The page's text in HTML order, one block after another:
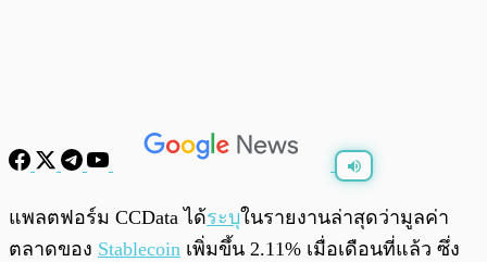
พร้อมเล่น 0:00 0:00
แพลตฟอร์ม CCData ได้ระบุในรายงานล่าสุดว่ามูลค่า
ตลาดของ Stablecoin เพิ่มขึ้น 2.11% เมื่อเดือนที่แล้ว ซึ่ง